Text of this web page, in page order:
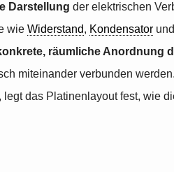
Darstellung der elektrischen
wie Widerstand, Kondensator und
räumliche Anordnung
miteinander verbunden
legt das Platinenlayout fest, wie